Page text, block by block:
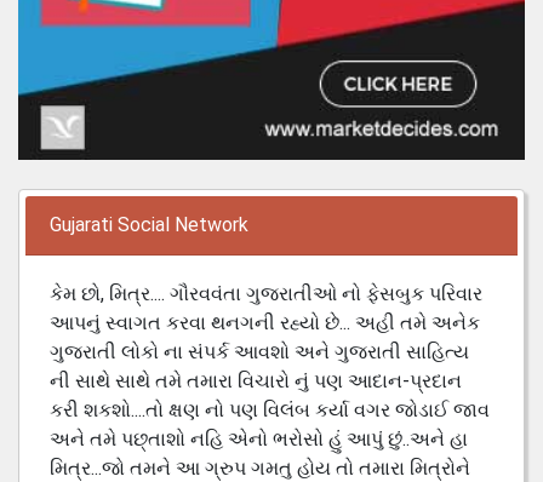
Gujarati Social Network
કેમ છો, મિત્ર.... ગૌરવવંતા ગુજરાતીઓ નો ફેસબુક પરિવાર
આપનું સ્વાગત કરવા થનગની રહ્યો છે... અહી તમે અનેક
ગુજરાતી લોકો ના સંપર્ક આવશો અને ગુજરાતી સાહિત્ય
ની સાથે સાથે તમે તમારા વિચારો નું પણ આદાન-પ્રદાન
કરી શકશો....તો ક્ષણ નો પણ વિલંબ કર્યા વગર જોડાઈ જાવ
અને તમે પછ્તાશો નહિ એનો ભરોસો હું આપું છું..અને હા
મિત્ર...જો તમને આ ગ્રુપ ગમતુ હોય તો તમારા મિત્રોને